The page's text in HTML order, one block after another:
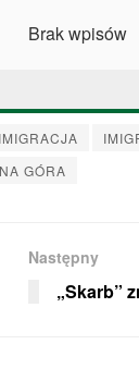
Brak wpisów
IMIGRACJA
GÓRA
Następny
„Skarb”